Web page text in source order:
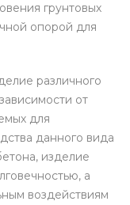
грунтовых
опорой для
различного
от
для
данного вида
изделие
а
воздействиям